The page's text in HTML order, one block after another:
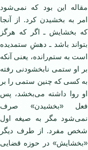
مقاله این بود که نمی‌شود
امر به بخشیدن کرد. از آنجا
که بخشایش ـ اگر که هرگز
بتواند باشد ـ دهشِ ستمدیده
است به ستم‌رانده، یعنی آنکه
بر او ستمی نابخشودنی رفته
به کسی که چنین ستمی را بر
او روا داشته می‌بخشد، پس
فعل «بخشیدن» صرف
نمی‌شود مگر به صیغه‌ اول
شخص مفرد. از طرف دیگر
«بخشایش» در حوزه قضایی